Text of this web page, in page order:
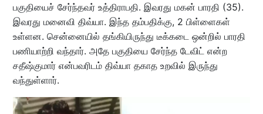
பகுதியைச் சேர்ந்தவர் உத்திராபதி. இவரது மகன் பாரதி (35).
இவரது மனைவி திவ்யா. இந்த தம்பதிக்கு, 2 பிள்ளைகள்
உள்ளன. சென்னையில் தங்கியிருந்து டீக்கடை ஒன்றில் பாரதி
பணியாற்றி வந்தார். அதே பகுதியை சேர்ந்த டேவிட் என்ற
சதீஷ்குமார் என்பவரிடம் திவ்யா தகாத உறவில் இருந்து
வந்துள்ளார்.